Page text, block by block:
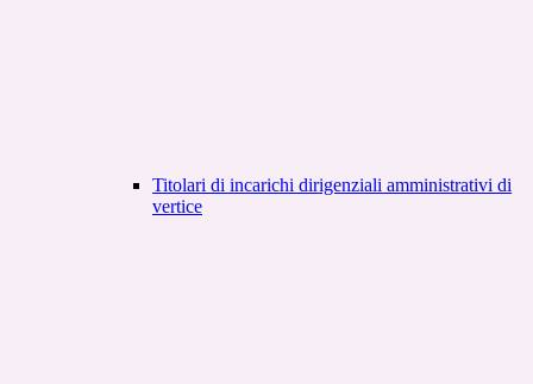
Titolari di incarichi dirigenziali amministrativi di
vertice